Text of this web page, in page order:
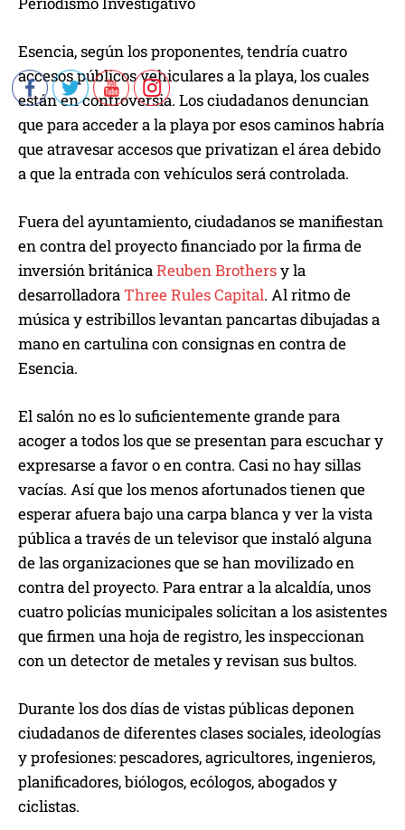
Esencia, según los proponentes, tendría cuatro
accesos públicos vehiculares a la playa, los cuales
están en controversia. Los ciudadanos denuncian
que para acceder a la playa por esos caminos habría
que atravesar accesos que privatizan el área debido
a que la entrada con vehículos será controlada.
Fuera del ayuntamiento, ciudadanos se manifiestan
en contra del proyecto financiado por la firma de
inversión británicaReuben Brothersy la
desarrolladoraThree Rules Capital. Al ritmo de
música y estribillos levantan pancartas dibujadas a
mano en cartulina con consignas en contra de
Esencia.
El salón no es lo suficientemente grande para
acoger a todos los que se presentan para escuchar y
expresarse a favor o en contra. Casi no hay sillas
vacías. Así que los menos afortunados tienen que
esperar afuera bajo una carpa blanca y ver la vista
pública a través de un televisor que instaló alguna
de las organizaciones que se han movilizado en
contra del proyecto. Para entrar a la alcaldía, unos
cuatro policías municipales solicitan a los asistentes
que firmen una hoja de registro, les inspeccionan
con un detector de metales y revisan sus bultos.
Durante los dos días de vistas públicas deponen
ciudadanos de diferentes clases sociales, ideologías
y profesiones: pescadores, agricultores, ingenieros,
planificadores, biólogos, ecólogos, abogados y
ciclistas.